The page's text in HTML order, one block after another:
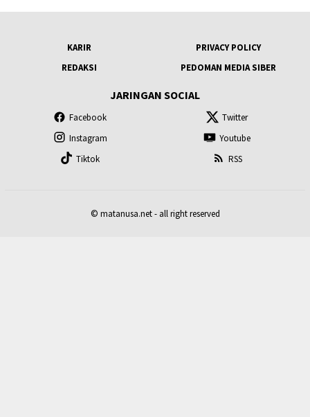
KARIR
PRIVACY POLICY
REDAKSI
PEDOMAN MEDIA SIBER
JARINGAN SOCIAL
Facebook
Twitter
Instagram
Youtube
Tiktok
RSS
© matanusa.net - all right reserved